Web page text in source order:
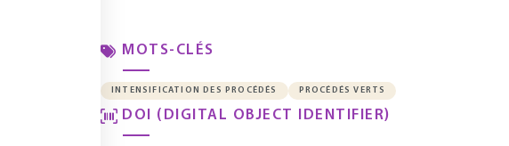
MOTS-CLÉS
INTENSIFICATION DES PROCÉDÉS PROCÉDÉS VERTS
DOI (DIGITAL OBJECT IDENTIFIER)